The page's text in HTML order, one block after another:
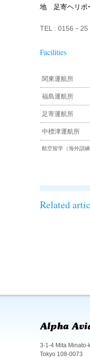
地 足寄ヘリポ
TEL : 0156－25
Facilities
関東運航所
福島運航所
足寄運航所
中標津運航所
航空留学（海外訓
Related
3-1-4 Mita Minato-
Tokyo 108-0073